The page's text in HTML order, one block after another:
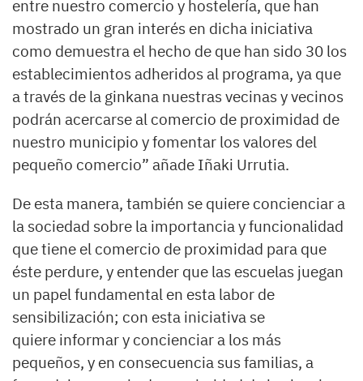
entre nuestro comercio y hostelería, que han
mostrado un gran interés en dicha iniciativa
como demuestra el hecho de que han sido 30 los
establecimientos adheridos al programa, ya que
a través de la ginkana nuestras vecinas y vecinos
podrán acercarse al comercio de proximidad de
nuestro municipio y fomentar los valores del
pequeño comercio” añade Iñaki Urrutia.
De esta manera, también se quiere concienciar a
la sociedad sobre la importancia y funcionalidad
que tiene el comercio de proximidad para que
éste perdure, y entender que las escuelas juegan
un papel fundamental en esta labor de
sensibilización; con esta iniciativa se
quiere informar y concienciar a los más
pequeños, y en consecuencia sus familias, a